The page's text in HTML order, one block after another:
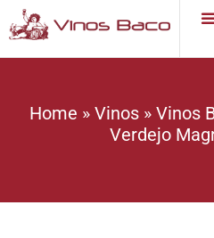
Home » Vinos » Vinos
Verdejo